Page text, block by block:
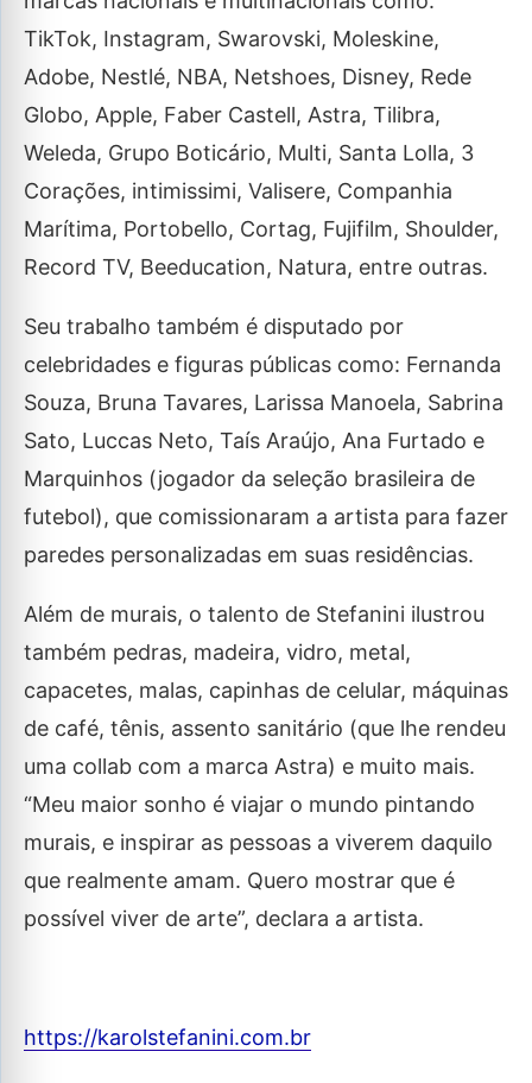
TikTok, Instagram, Swarovski, Moleskine,
Adobe, Nestlé, NBA, Netshoes, Disney, Rede
Globo, Apple, Faber Castell, Astra, Tilibra,
Weleda, Grupo Boticário, Multi, Santa Lolla, 3
Corações, intimissimi, Valisere, Companhia
Marítima, Portobello, Cortag, Fujifilm, Shoulder,
Record TV, Beeducation, Natura, entre outras.
Seu trabalho também é disputado por
celebridades e figuras públicas como: Fernanda
Souza, Bruna Tavares, Larissa Manoela, Sabrina
Sato, Luccas Neto, Taís Araújo, Ana Furtado e
Marquinhos (jogador da seleção brasileira de
futebol), que comissionaram a artista para fazer
paredes personalizadas em suas residências.
Além de murais, o talento de Stefanini ilustrou
também pedras, madeira, vidro, metal,
capacetes, malas, capinhas de celular, máquinas
de café, tênis, assento sanitário (que lhe rendeu
uma collab com a marca Astra) e muito mais.
“Meu maior sonho é viajar o mundo pintando
murais, e inspirar as pessoas a viverem daquilo
que realmente amam. Quero mostrar que é
possível viver de arte”, declara a artista.
https://karolstefanini.com.br